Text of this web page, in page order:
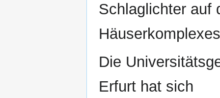
Schlaglichter auf
Die
Erfurt hat sich